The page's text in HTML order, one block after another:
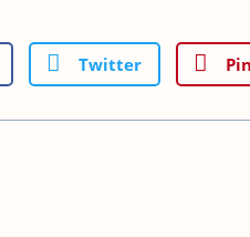
Twitter